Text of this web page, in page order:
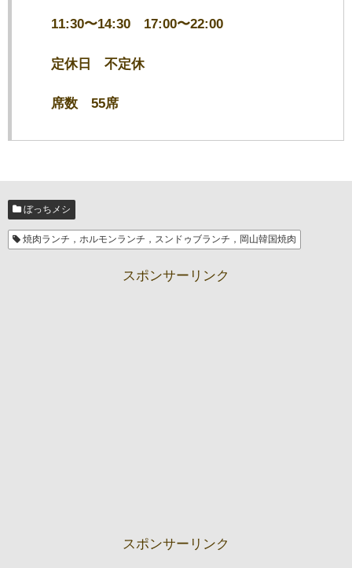
11:30〜14:30 17:00〜22:00
定休日 不定休
席数 55席
ぼっちメシ
焼肉ランチ，ホルモンランチ，スンドゥブランチ，岡山韓国焼肉
スポンサーリンク
スポンサーリンク